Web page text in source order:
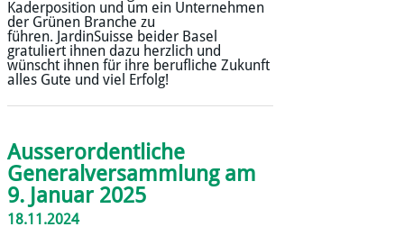
Kaderposition und um ein Unternehmen
der Grünen Branche zu
führen. JardinSuisse beider Basel
gratuliert ihnen dazu herzlich und
wünscht ihnen für ihre berufliche Zukunft
alles Gute und viel Erfolg!
Ausserordentliche
Generalversammlung am
9. Januar 2025
18.11.2024